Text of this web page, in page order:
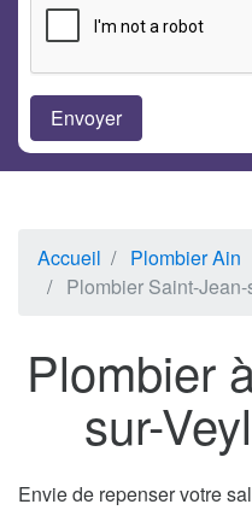
Accueil
Plombier Ain
Plombier Saint-Jean-
Plombier
sur-
Envie de repenser votre